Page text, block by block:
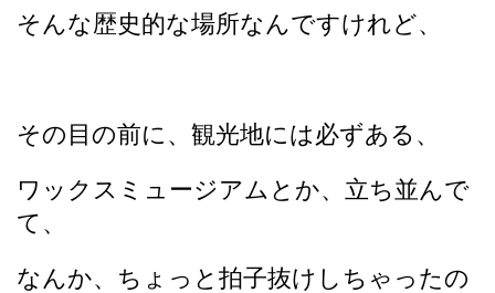
そんな歴史的な場所なんですけれど、
その目の前に、観光地には必ずある、
ワックスミュージアムとか、立ち並んで
て、
なんか、ちょっと拍子抜けしちゃったの